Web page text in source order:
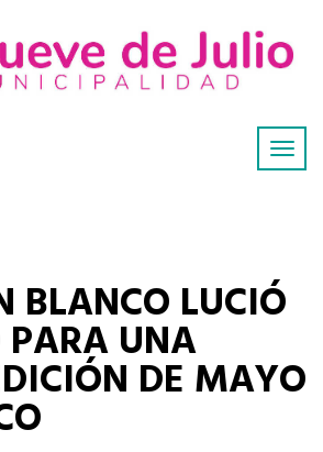
BLANCO LUCIÓ
PARA UNA
DE MAYO